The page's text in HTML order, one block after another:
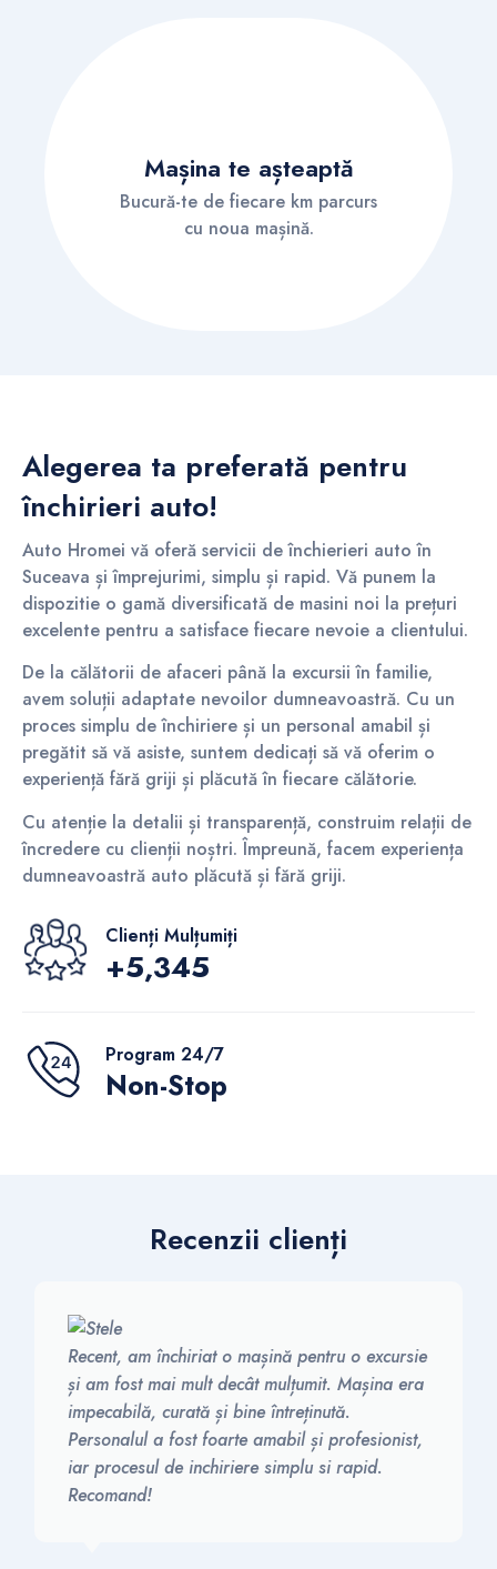
Mașina te așteaptă
Bucură-te de fiecare km parcurs
cu noua mașină.
Alegerea ta preferată pentru
închirieri auto!
Auto Hromei vă oferă servicii de închierieri auto în
Suceava și împrejurimi, simplu și rapid. Vă punem la
dispozitie o gamă diversificată de masini noi la prețuri
excelente pentru a satisface fiecare nevoie a clientului.
De la călătorii de afaceri până la excursii în familie,
avem soluții adaptate nevoilor dumneavoastră. Cu un
proces simplu de închiriere și un personal amabil și
pregătit să vă asiste, suntem dedicați să vă oferim o
experiență fără griji și plăcută în fiecare călătorie.
Cu atenție la detalii și transparență, construim relații de
încredere cu clienții noștri. Împreună, facem experiența
dumneavoastră auto plăcută și fără griji.
Clienți Mulțumiți
+5,345
Program 24/7
Non-Stop
Recenzii clienți
Recent, am închiriat o mașină pentru o excursie
și am fost mai mult decât mulțumit. Mașina era
impecabilă, curată și bine întreținută.
Personalul a fost foarte amabil și profesionist,
iar procesul de inchiriere simplu si rapid.
Recomand!